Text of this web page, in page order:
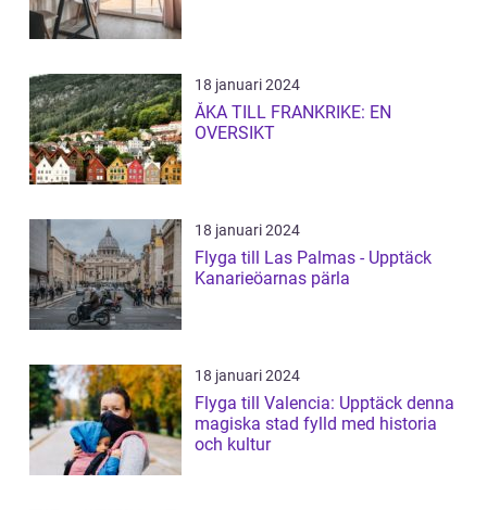
18 januari 2024
ÅKA TILL FRANKRIKE: EN
OVERSIKT
18 januari 2024
Flyga till Las Palmas - Upptäck
Kanarieöarnas pärla
18 januari 2024
Flyga till Valencia: Upptäck denna
magiska stad fylld med historia
och kultur